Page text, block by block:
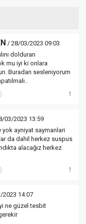
/ 28/03/2023 09:03
dolduran
mu iyi ki onlara
Buradan sesleniyorum
03/2023 13:59
ayniyat saymanlari
da dahil herkez suspus
alacağız herkez
2023 14:07
ne güzel tesbit